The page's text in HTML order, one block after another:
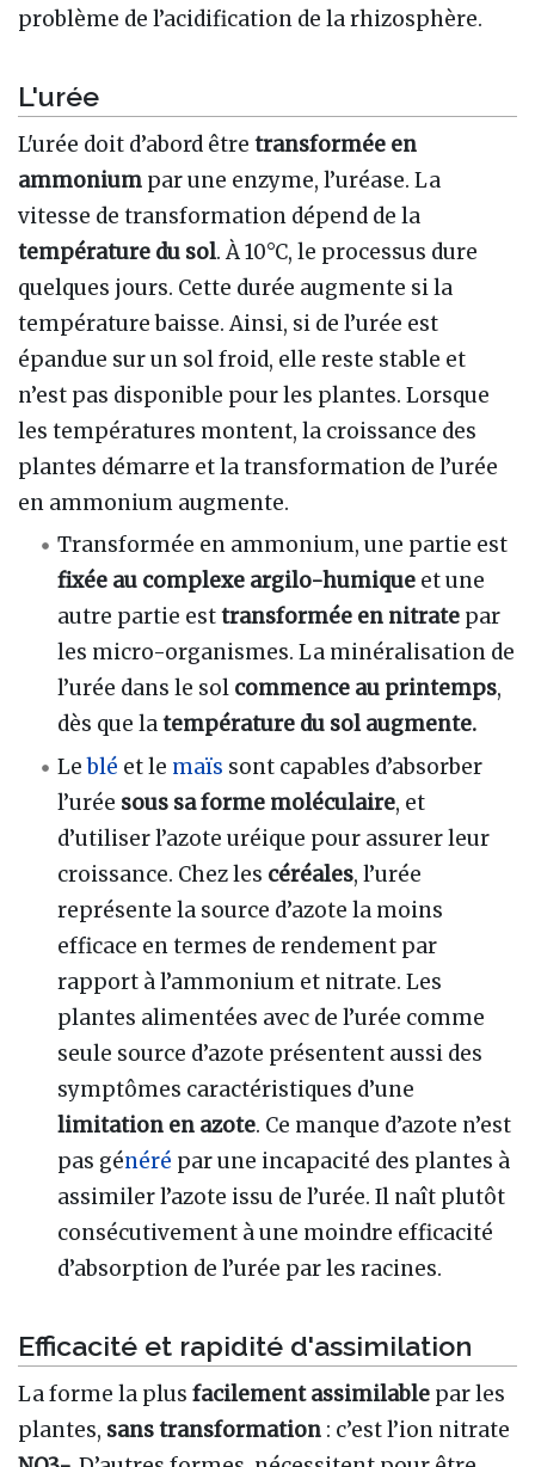
problème de l’acidification de la rhizosphère.
L'urée
L'urée doit d’abord être transformée en
ammonium par une enzyme, l’uréase. La
vitesse de transformation dépend de la
température du sol. À 10°C, le processus dure
quelques jours. Cette durée augmente si la
température baisse. Ainsi, si de l’urée est
épandue sur un sol froid, elle reste stable et
n’est pas disponible pour les plantes. Lorsque
les températures montent, la croissance des
plantes démarre et la transformation de l’urée
en ammonium augmente.
Transformée en ammonium, une partie est
fixée au complexe argilo-humique et une
autre partie esttransformée en nitrate par
les micro-organismes. La minéralisation de
l’urée dans le sol commence au printemps,
dès que latempérature du sol augmente.
Leblé et le maïs sont capables d’absorber
l’urée sous sa forme moléculaire, et
d’utiliser l’azote uréique pour assurer leur
croissance. Chez les céréales, l’urée
représente la source d’azote la moins
efficace en termes de rendement par
rapport à l’ammonium et nitrate. Les
plantes alimentées avec de l’urée comme
seule source d’azote présentent aussi des
symptômes caractéristiques d’une
limitation en azote. Ce manque d’azote n’est
pas généré par une incapacité des plantes à
assimiler l’azote issu de l’urée. Il naît plutôt
consécutivement à une moindre efficacité
d’absorption de l’urée par les racines.
Efficacité et rapidité d'assimilation
La forme la plus facilement assimilable par les
plantes, sans transformation : c’est l’ion nitrate